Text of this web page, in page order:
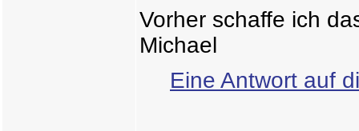
Vorher schaffe ich
Michael
Eine Antwort auf